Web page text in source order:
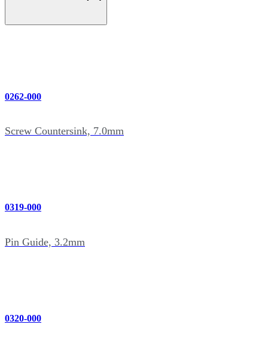
0262-000
Screw Countersink, 7.0mm
0319-000
Pin Guide, 3.2mm
0320-000